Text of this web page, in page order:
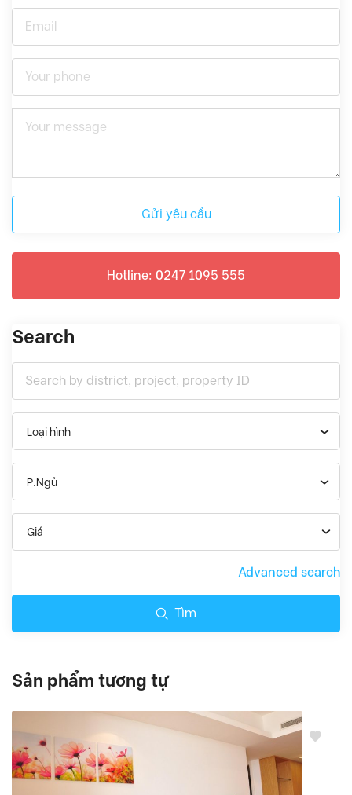
Gửi yêu cầu
Hotline: 0247 1095 555
Search
Loại hình
P.Ngủ
Giá
Advanced search
Tìm
Sản phẩm tương tự